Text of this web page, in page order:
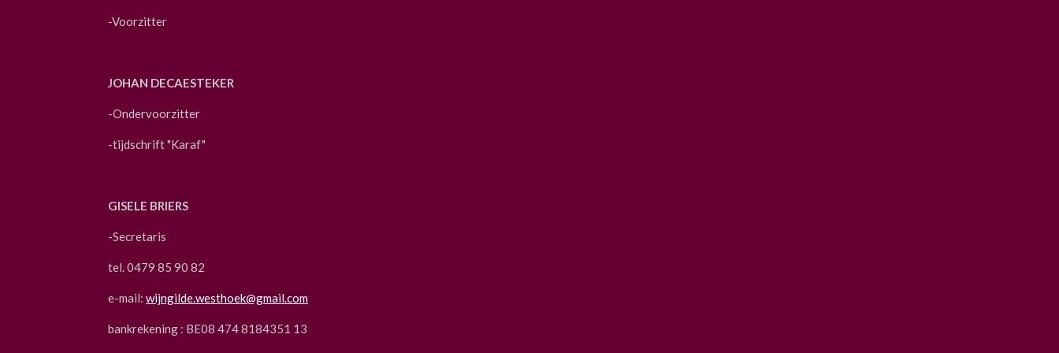
-Voorzitter
JOHAN DECAESTEKER
-Ondervoorzitter
-tijdschrift "Karaf"
GISELE BRIERS
-Secretaris
tel. 0479 85 90 82
e-mail: wijngilde.westhoek@gmail.com
bankrekening : BE08 474 8184351 13